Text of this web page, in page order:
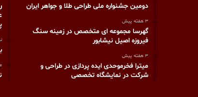
دومین جشنواره ملی طراحی طلا و جواهر ایران
3 هفته پیش
گهرسا مجموعه ای متخصص در زمینه سنگ
فیروزه اصیل نیشابور
3 هفته پیش
میترا فخرموحدی ایده پردازی در طراحی و
شرکت در نمایشگاه تخصصی